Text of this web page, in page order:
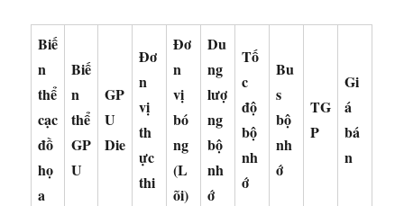
Biế
n
thể
cạc
đồ
họ
a
Biế
n
thể
GP
U
GP
U
Die
Đơ
n
vị
th
ực
thi
Đơ
n
vị
bó
ng
(L
õi)
Du
ng
lượ
ng
bộ
nh
ớ
Tố
c
độ
bộ
nh
ớ
Bu
s
bộ
nh
ớ
TG
P
Gi
á
bá
n